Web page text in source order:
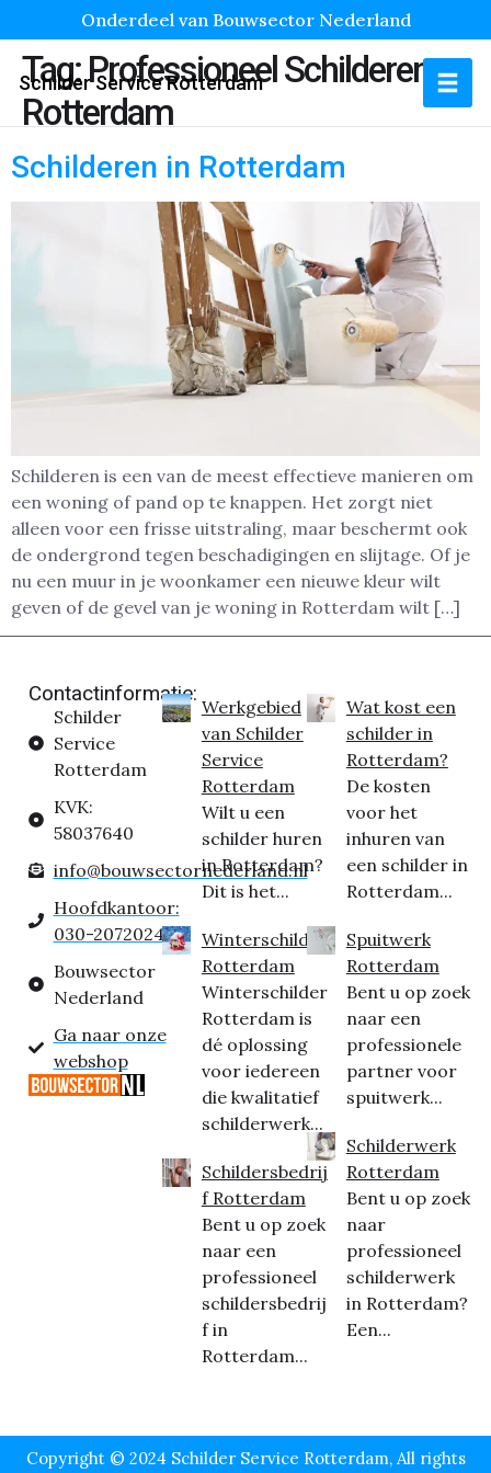
Onderdeel van Bouwsector Nederland
Schilder Service Rotterdam
Tag:Professioneel Schilderen
Rotterdam
Schilderen in Rotterdam
Schilderen is een van de meest effectieve manieren om
een woning of pand op te knappen. Het zorgt niet
alleen voor een frisse uitstraling, maar beschermt ook
de ondergrond tegen beschadigingen en slijtage. Of je
nu een muur in je woonkamer een nieuwe kleur wilt
geven of de gevel van je woning in Rotterdam wilt […]
Contactinformatie:
Schilder
Service
Rotterdam
KVK:
58037640
info@bouwsectornederland.nl
Hoofdkantoor:
030-2072024
Bouwsector
Nederland
Ga naar onze
webshop
Werkgebied
van Schilder
Service
Rotterdam
Wilt u een
schilder huren
in Rotterdam?
Dit is het...
Winterschilder
Rotterdam
Winterschilder
Rotterdam is
dé oplossing
voor iedereen
die kwalitatief
schilderwerk...
Schildersbedrij
f Rotterdam
Bent u op zoek
naar een
professioneel
schildersbedrij
f in
Rotterdam...
Wat kost een
schilder in
Rotterdam?
De kosten
voor het
inhuren van
een schilder in
Rotterdam...
Spuitwerk
Rotterdam
Bent u op zoek
naar een
professionele
partner voor
spuitwerk...
Schilderwerk
Rotterdam
Bent u op zoek
naar
professioneel
schilderwerk
in Rotterdam?
Een...
Copyright © 2024 Schilder Service Rotterdam, All rights